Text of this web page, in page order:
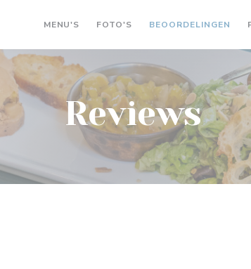
MENU'S FOTO'S BEOORDELINGEN
Reviews